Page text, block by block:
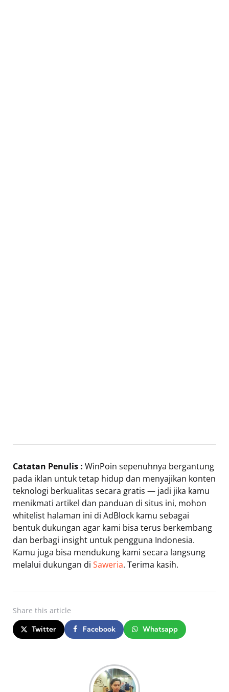
Catatan Penulis : WinPoin sepenuhnya bergantung
pada iklan untuk tetap hidup dan menyajikan konten
teknologi berkualitas secara gratis — jadi jika kamu
menikmati artikel dan panduan di situs ini, mohon
whitelist halaman ini di AdBlock kamu sebagai
bentuk dukungan agar kami bisa terus berkembang
dan berbagi insight untuk pengguna Indonesia.
Kamu juga bisa mendukung kami secara langsung
melalui dukungan di Saweria. Terima kasih.
Share this article
Twitter Facebook Whatsapp